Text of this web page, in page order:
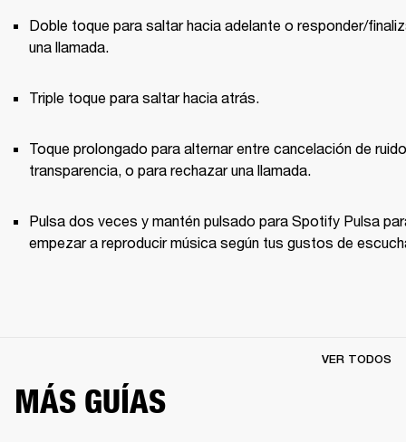
Doble toque para saltar hacia adelante o responder/
una llamada.
Triple toque para saltar hacia atrás.
Toque prolongado para alternar entre cancelación de
transparencia, o para rechazar una llamada.
Pulsa dos veces y mantén pulsado para Spotify Pulsa
empezar a reproducir música según tus gustos de
MÁS GUÍAS
VER TODOS